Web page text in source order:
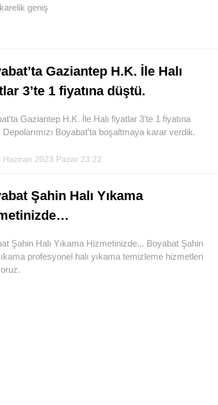
geniş
Gaziantep H.K. İle Halı
3’te 1 fiyatına düştü.
Gaziantep H.K. İle Halı fiyatlar 3'te 1 fiyatına
Depolarımızı Boyabat'ta boşaltmaya karar verdik.
2023 Pazar 23:22
Şahin Halı Yıkama
Şahin Halı Yıkama Hizmetinizde... Boyabat Şahin
profesyonel halı yıkama temizleme hizmetleri